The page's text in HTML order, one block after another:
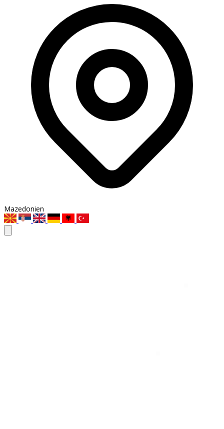
Mazedonien